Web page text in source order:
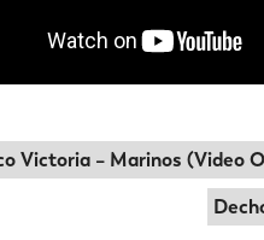
Victoria – Marinos (Video